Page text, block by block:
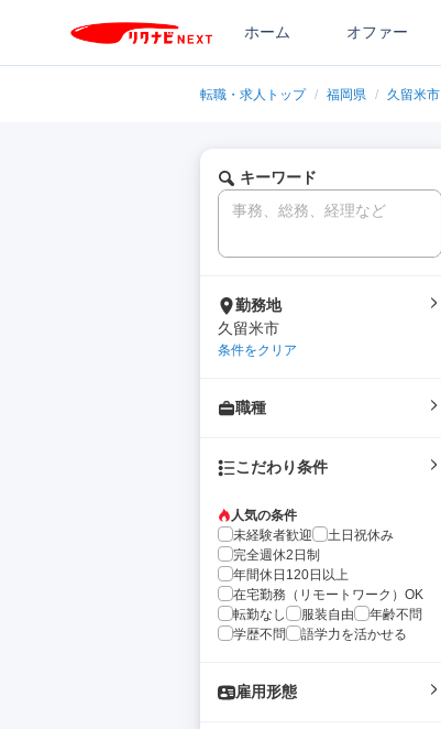
ホーム オファー
転職・求人トップ / 福岡県 / 久留米市
キーワード
勤務地
久留米市
条件をクリア
職種
こだわり条件
人気の条件
未経験者歓迎
土日祝休み
完全週休2日制
年間休日120日以上
在宅勤務（リモートワーク）OK
転勤なし
服装自由
年齢不問
学歴不問
語学力を活かせる
雇用形態